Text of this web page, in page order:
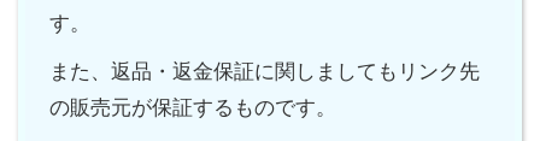
す。
また、返品・返金保証に関しましてもリンク先
の販売元が保証するものです。